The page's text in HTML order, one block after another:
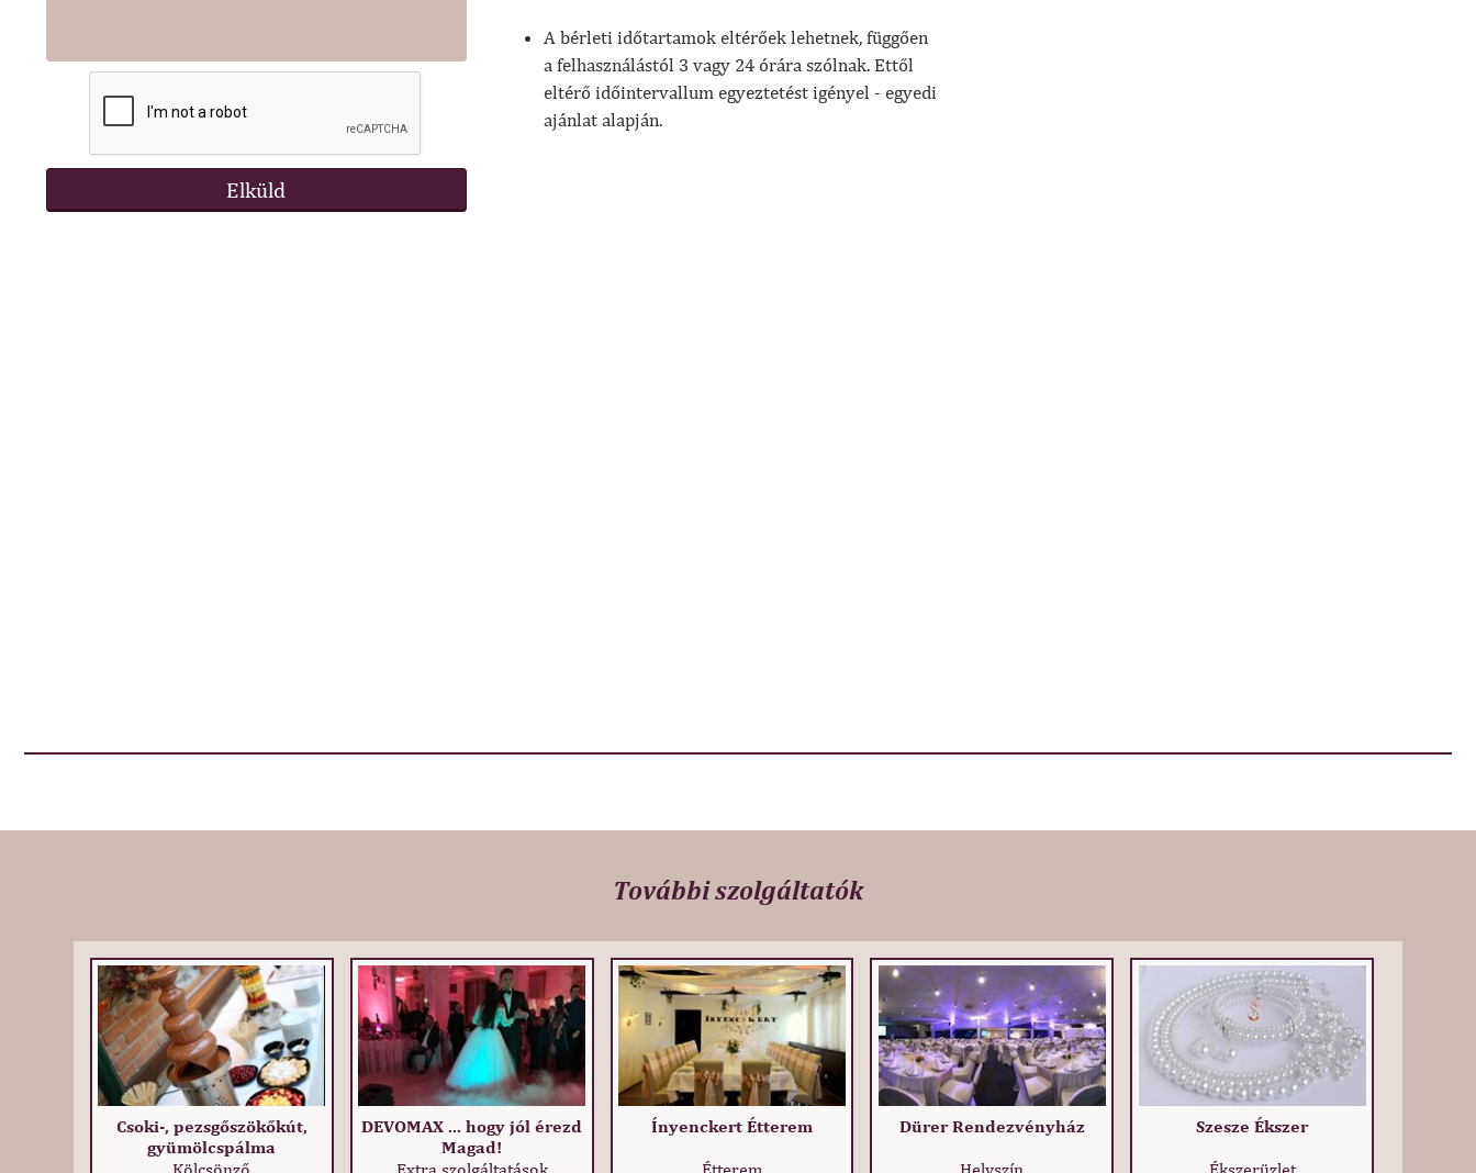
A bérleti időtartamok eltérőek lehetnek, függően
a felhasználástól 3 vagy 24 órára szólnak. Ettől
eltérő időintervallum egyeztetést igényel - egyedi
ajánlat alapján.
További szolgáltatók
Csoki-, pezsgőszökőkút,
gyümölcspálma
DEVOMAX ... hogy jól érezd
Magad!
Ínyenckert Étterem Dürer Rendezvényház Szesze Ékszer